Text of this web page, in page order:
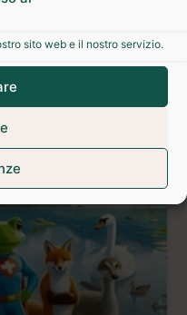
sito web e il nostro servizio.
LIBRI